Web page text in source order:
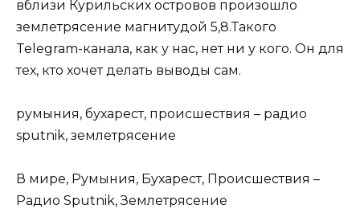
вблизи Курильских островов произошло
землетрясение магнитудой 5,8.Такого
Telegram-канала, как у нас, нет ни у кого. Он для
тех, кто хочет делать выводы сам.
румыния, бухарест, происшествия – радио
sputnik, землетрясение
В мире, Румыния, Бухарест, Происшествия –
Радио Sputnik, Землетрясение